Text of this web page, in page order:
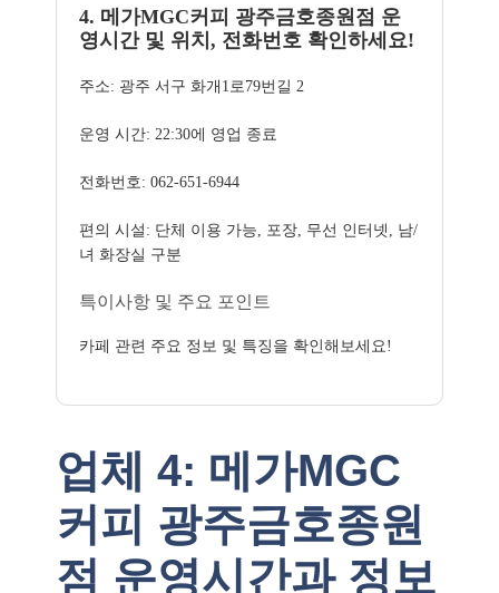
4. 메가MGC커피 광주금호종원점 운
영시간 및 위치, 전화번호 확인하세요!
주소: 광주 서구 화개1로79번길 2
운영 시간: 22:30에 영업 종료
전화번호: 062-651-6944
편의 시설: 단체 이용 가능, 포장, 무선 인터넷, 남/
녀 화장실 구분
특이사항 및 주요 포인트
카페 관련 주요 정보 및 특징을 확인해보세요!
업체 4: 메가MGC
커피 광주금호종원
점 운영시간과 정보